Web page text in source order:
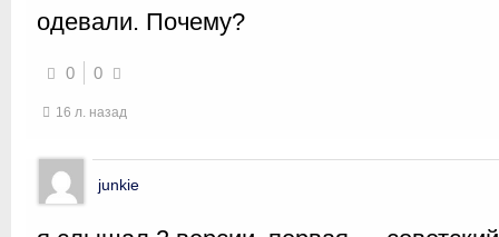
одевали. Почему?
0 0
16 л. назад
junkie